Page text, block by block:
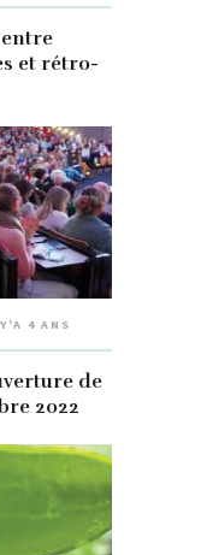
et rétro-
4 ANS
de
2022